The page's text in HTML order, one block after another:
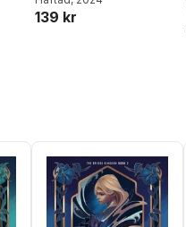
139 kr